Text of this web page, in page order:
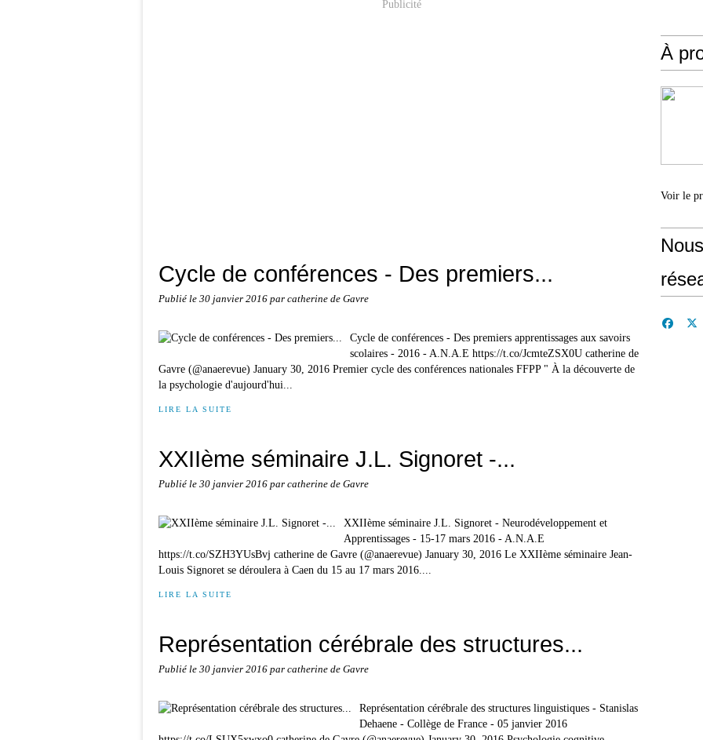
Publicité
Cycle de conférences - Des premiers...
Publié le 30 janvier 2016 par catherine de Gavre
Cycle de conférences - Des premiers apprentissages aux savoirs
scolaires - 2016 - A.N.A.E https://t.co/JcmteZSX0U catherine de
Gavre (@anaerevue) January 30, 2016 Premier cycle des conférences nationales FFPP " À la découverte de
la psychologie d'aujourd'hui...
LIRE LA SUITE
XXIIème séminaire J.L. Signoret -...
Publié le 30 janvier 2016 par catherine de Gavre
XXIIème séminaire J.L. Signoret - Neurodéveloppement et
Apprentissages - 15-17 mars 2016 - A.N.A.E
https://t.co/SZH3YUsBvj catherine de Gavre (@anaerevue) January 30, 2016 Le XXIIème séminaire Jean-
Louis Signoret se déroulera à Caen du 15 au 17 mars 2016....
LIRE LA SUITE
Représentation cérébrale des structures...
Publié le 30 janvier 2016 par catherine de Gavre
Représentation cérébrale des structures linguistiques - Stanislas
Dehaene - Collège de France - 05 janvier 2016
À
Voir le